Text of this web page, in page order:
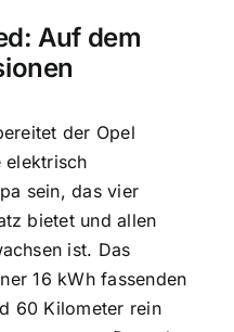
Auf dem
der Opel
elektrisch
sein, das vier
bietet und allen
ist. Das
16 kWh fassenden
60 Kilometer rein